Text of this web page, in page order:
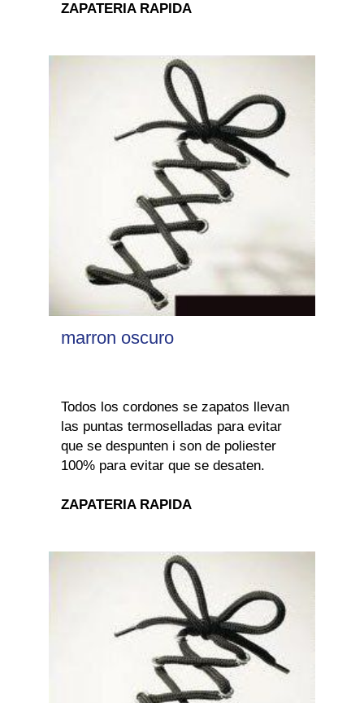
ZAPATERIA RAPIDA
marron oscuro
Todos los cordones se zapatos llevan
las puntas termoselladas para evitar
que se despunten i son de poliester
100% para evitar que se desaten.
ZAPATERIA RAPIDA